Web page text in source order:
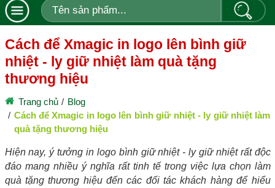
Cách để Xmagic in logo lên bình giữ
nhiệt - ly giữ nhiệt làm quà tặng
thương hiệu
Trang chủ
Blog
Cách để Xmagic in logo lên bình giữ nhiệt - ly giữ nhiệt làm
quà tặng thương hiệu
Hiện nay, ý tưởng in logo bình giữ nhiệt - ly giữ nhiệt rất độc
đáo mang nhiều ý nghĩa rất tinh tế trong việc lựa chọn làm
quà tặng thương hiệu đến các đối tác khách hàng để hiểu